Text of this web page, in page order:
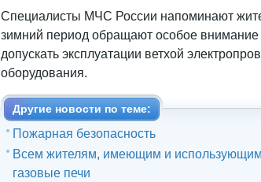
Специалисты МЧС России напоминают
зимний период обращают особое внимание
допускать эксплуатации ветхой
оборудования.
Другие новости по теме:
Пожарная безопасность
Всем жителям, имеющим и
газовые печи